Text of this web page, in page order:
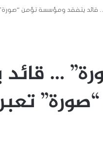
قائد يتفقد ومؤسسة تؤمن “صورة”
… قائد